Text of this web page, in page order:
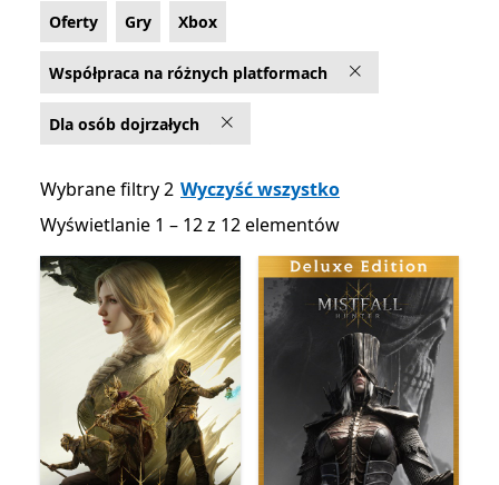
Oferty Gry Xbox
Współpraca na różnych platformach
Dla osób dojrzałych
Wybrane filtry 2 Wyczyść wszystko
Wyświetlanie 1 – 12 z 12 elementów
Wyświetlanie 1 – 12 z 12 elementów